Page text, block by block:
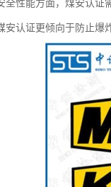
全性能方面，煤安认
安认证更倾向于防止